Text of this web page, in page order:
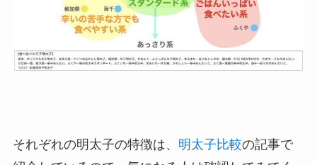
それぞれの明太子の特徴は、 明太子比較の記事で